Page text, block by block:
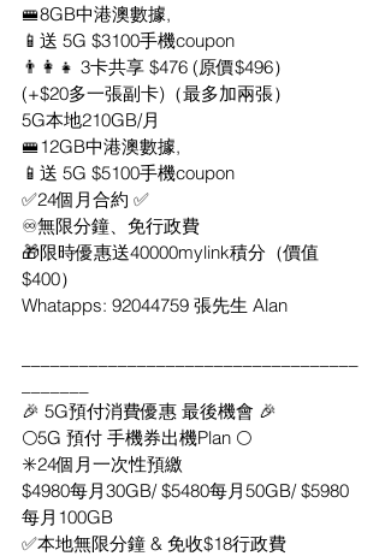
🚝8GB中港澳數據,
📱送 5G $3100手機coupon
👨‍👩‍👧 3卡共享 $476 (原價$496）
(+$20多一張副卡)（最多加兩張）
5G本地210GB/月
🚝12GB中港澳數據,
📱送 5G $5100手機coupon
✅24個月合約 ✅
♾無限分鐘、免行政費
🎁限時優惠送40000mylink積分（價值
$400）
Whatapps: 92044759 張先生 Alan
🎉 5G預付消費優惠 最後機會 🎉
🌕5G 預付 手機券出機Plan 🌕
✳️24個月一次性預繳
$4980每月30GB/ $5480每月50GB/ $5980
每月100GB
✅本地無限分鐘 & 免收$18行政費